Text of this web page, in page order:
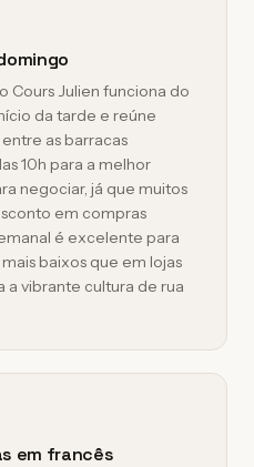
Cours Julien funciona do
da tarde e reúne
as barracas
10h para a melhor
negociar, já que muitos
em compras
é excelente para
baixos que em lojas
a vibrante cultura de rua
em francês